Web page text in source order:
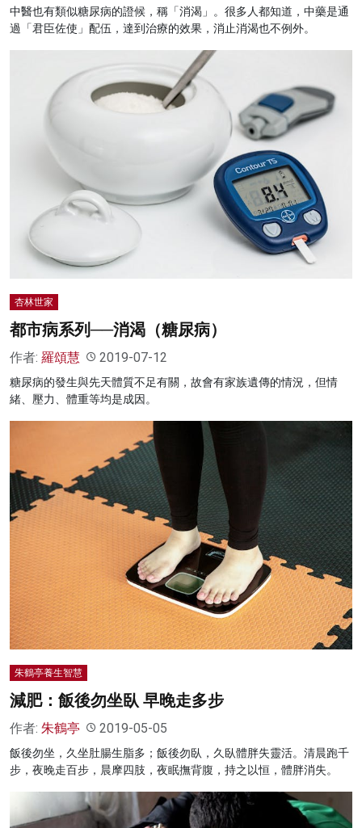
中醫也有類似糖尿病的證候，稱「消渴」。很多人都知道，中藥是通
過「君臣佐使」配伍，達到治療的效果，消止消渴也不例外。
杏林世家
都市病系列──消渴（糖尿病）
作者: 羅頌慧 2019-07-12
糖尿病的發生與先天體質不足有關，故會有家族遺傳的情況，但情
緒、壓力、體重等均是成因。
朱鶴亭養生智慧
減肥：飯後勿坐臥 早晚走多步
作者: 朱鶴亭 2019-05-05
飯後勿坐，久坐肚腸生脂多；飯後勿臥，久臥體胖失靈活。清晨跑千
步，夜晚走百步，晨摩四肢，夜眠撫背腹，持之以恒，體胖消失。